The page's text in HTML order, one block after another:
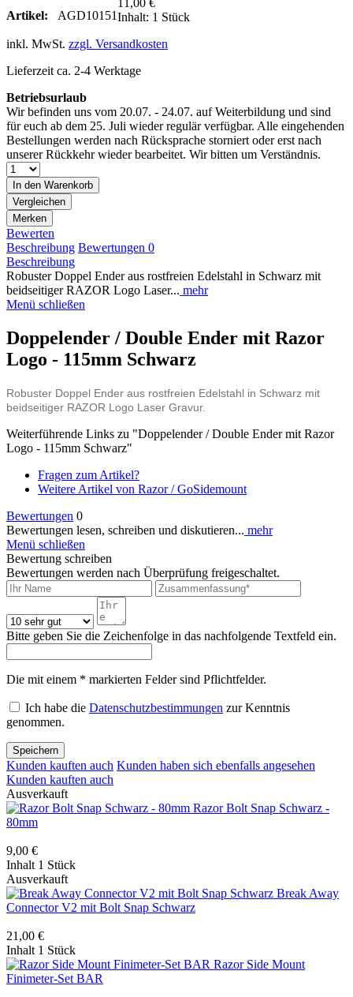
Artikel: AGD10151Inhalt: 1 Stück
inkl. MwSt. zzgl. Versandkosten
Lieferzeit ca. 2-4 Werktage
Betriebsurlaub
Wir befinden uns vom 20.07. - 24.07. auf Weiterbildung und sind
für euch ab dem 25. Juli wieder regulär verfügbar. Alle eingehenden
Bestellungen werden nach Rücksprache storniert oder erst nach
unserer Rückkehr wieder bearbeitet. Wir bitten um Verständnis.
In den Warenkorb
Vergleichen
Merken
Bewerten
Beschreibung Bewertungen 0
Beschreibung
Robuster Doppel Ender aus rostfreien Edelstahl in Schwarz mit
beidseitiger RAZOR Logo Laser... mehr
Menü schließen
Doppelender / Double Ender mit Razor
Logo - 115mm Schwarz
Robuster Doppel Ender aus rostfreien Edelstahl in Schwarz mit
beidseitiger RAZOR Logo Laser Gravur.
Weiterführende Links zu "Doppelender / Double Ender mit Razor
Logo - 115mm Schwarz"
Fragen zum Artikel?
Weitere Artikel von Razor / GoSidemount
Bewertungen 0
Bewertungen lesen, schreiben und diskutieren... mehr
Menü schließen
Bewertung schreiben
Bewertungen werden nach Überprüfung freigeschaltet.
Bitte geben Sie die Zeichenfolge in das nachfolgende Textfeld ein.
Die mit einem * markierten Felder sind Pflichtfelder.
Ich habe die Datenschutzbestimmungen zur Kenntnis
genommen.
Speichern
Kunden kauften auch Kunden haben sich ebenfalls angesehen
Kunden kauften auch
Ausverkauft
Razor Bolt Snap Schwarz -
80mm
9,00 €
Inhalt 1 Stück
Ausverkauft
Break Away
Connector V2 mit Bolt Snap Schwarz
21,00 €
Inhalt 1 Stück
Razor Side Mount
Finimeter-Set BAR